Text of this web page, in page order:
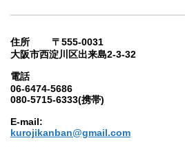
住所 〒555-0031
大阪市西淀川区出来島2-3-32
電話
06-6474-5686
080-5715-6333(携帯)
E-mail:
kurojikanban@gmail.com